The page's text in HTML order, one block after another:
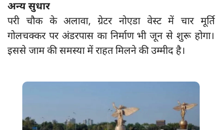
अन्य सुधार
परी चौक के अलावा, ग्रेटर नोएडा वेस्ट में चार मूर्ति
गोलचक्कर पर अंडरपास का निर्माण भी जून से शुरू होगा।
इससे जाम की समस्या में राहत मिलने की उम्मीद है।